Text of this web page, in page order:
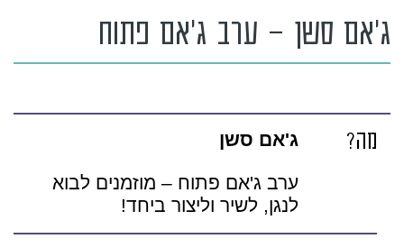
ג'אם סשן – ערב ג'אם פתוח
מה?
ג'אם סשן
ערב ג'אם פתוח – מוזמנים לבוא
לנגן, לשיר וליצור ביחד!